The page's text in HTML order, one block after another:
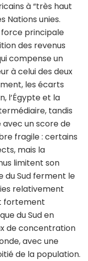
à “très haut
Nations unies.
force principale
des revenus
compense un
à celui des deux
les écarts
l’Égypte et la
tandis
avec un score de
fragile : certains
mais la
limitent son
du Sud ferment le
relativement
fortement
du Sud en
de concentration
avec une
de la population.